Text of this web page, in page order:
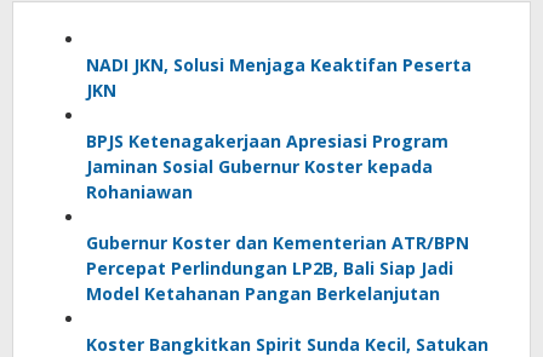
NADI JKN, Solusi Menjaga Keaktifan Peserta
JKN
BPJS Ketenagakerjaan Apresiasi Program
Jaminan Sosial Gubernur Koster kepada
Rohaniawan
Gubernur Koster dan Kementerian ATR/BPN
Percepat Perlindungan LP2B, Bali Siap Jadi
Model Ketahanan Pangan Berkelanjutan
Koster Bangkitkan Spirit Sunda Kecil, Satukan